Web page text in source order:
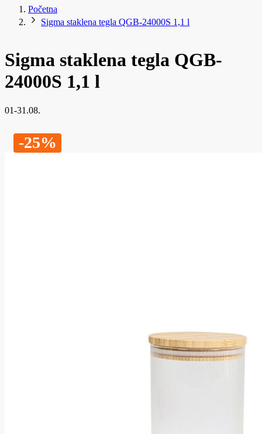
Početna
Sigma staklena tegla QGB-24000S 1,1 l
Sigma staklena tegla QGB-
24000S 1,1 l
01-31.08.
-25%